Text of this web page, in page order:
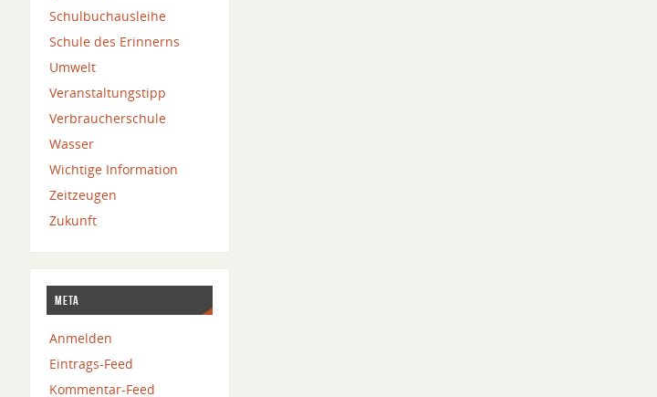
Schulbuchausleihe
Schule des Erinnerns
Umwelt
Veranstaltungstipp
Verbraucherschule
Wasser
Wichtige Information
Zeitzeugen
Zukunft
Meta
Anmelden
Eintrags-Feed
Kommentar-Feed